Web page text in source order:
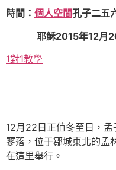
時間： 個人空間孔子二五
耶穌2015年12月
1對1教學
12月22日正值冬至日，
寥落，位于鄒城東北的孟
在這里舉行。